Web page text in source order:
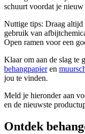
schuurt voordat je nieuw
Nuttige tips: Draag altijd
gebruik van
Open ramen voor een
Klaar om aan de slag te
behangpapieren
jou te vinden.
Meld je hieronder aan
en de nieuwste
Ontdek